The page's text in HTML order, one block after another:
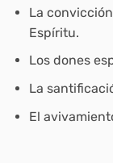
La
Espíritu.
Los dones
La
El